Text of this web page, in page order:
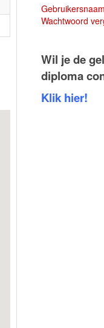
Wachtwoord
Wil je de
diploma
Klik hier!